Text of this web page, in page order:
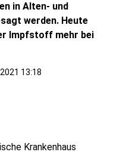
in Alten- und
werden. Heute
Impfstoff mehr bei
13:18
Krankenhaus